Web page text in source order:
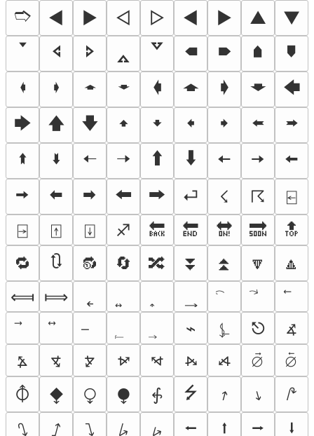
🢫
◄ ► ◅ ▻ ◀ ▶ ▲
▼
🢓
🢔 🢖 🢕 🢗 🠴 🠶 🠵
🠷
🠼
🠾 🠽 🠿 🡀 🡁 🡂 🡃
🡄
🡆
🡅 🡇 🠹 🠻 🠸 🠺 🢘
🢚
🢙
🢛 🠠 🠢 🠱 🠳 🠤 🠦
🠨
🠪
🠬 🠮 🠰 🠲 ⏎ ☇ ☈
⍇
⍈
⍐ ⍗ ♐ 🔙 🔚 🔛 🔜
🔝
🔁
🔃 🔂 🔄 🔀 ⏬ ⏫ 🔽
🔼
⟽ ⟾
˿
⌁
⍼ ⎋
⦨
⦩
⦪ ⦫ ⦬ ⦭ ⦮ ⦯ ⦳
⦴
⦽
⧪ ⧬ ⧭ ⨗ ⭍ ⭎ ⭏
⭚
⭛
⭜ ⭝ ⭞ ⭟ ⭠ ⭡ ⭢ ⭣